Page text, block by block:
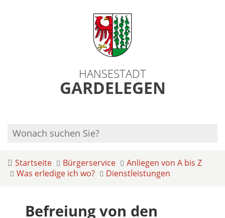
HANSESTADT
GARDELEGEN
Startseite Bürgerservice
Anliegen von A bis Z
Was erledige ich wo?
Dienstleistungen
Befreiung von den